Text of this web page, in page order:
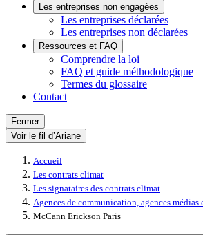
Les entreprises non engagées
Les entreprises déclarées
Les entreprises non déclarées
Ressources et FAQ
Comprendre la loi
FAQ et guide méthodologique
Termes du glossaire
Contact
Fermer
Voir le fil d’Ariane
Accueil
Les contrats climat
Les signataires des contrats climat
Agences de communication, agences
McCann Erickson Paris